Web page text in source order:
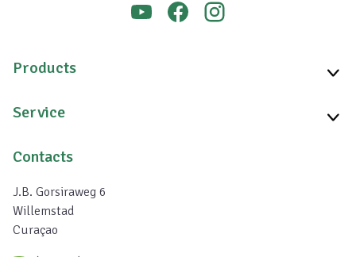
Products
Service
Contacts
J.B. Gorsiraweg 6
Willemstad
Curaçao